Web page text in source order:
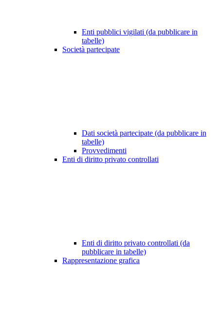
Enti pubblici vigilati (da pubblicare in
tabelle)
Società partecipate
Dati società partecipate (da pubblicare in
tabelle)
Provvedimenti
Enti di diritto privato controllati
Enti di diritto privato controllati (da
pubblicare in tabelle)
Rappresentazione grafica